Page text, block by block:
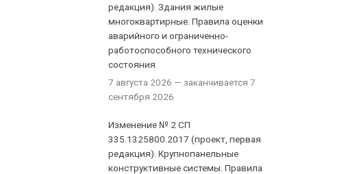
редакция). Здания жилые
многоквартирные. Правила оценки
аварийного и ограниченно-
работоспособного технического
состояния
7 августа 2026 — заканчивается 7
сентября 2026
Изменение № 2 СП
335.1325800.2017 (проект, первая
редакция). Крупнопанельные
конструктивные системы. Правила